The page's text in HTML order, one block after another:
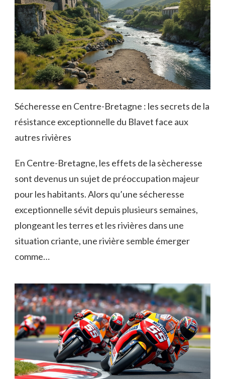
Sécheresse en Centre-Bretagne : les secrets de la
résistance exceptionnelle du Blavet face aux
autres rivières
En Centre-Bretagne, les effets de la sècheresse
sont devenus un sujet de préoccupation majeur
pour les habitants. Alors qu’une sécheresse
exceptionnelle sévit depuis plusieurs semaines,
plongeant les terres et les rivières dans une
situation criante, une rivière semble émerger
comme…